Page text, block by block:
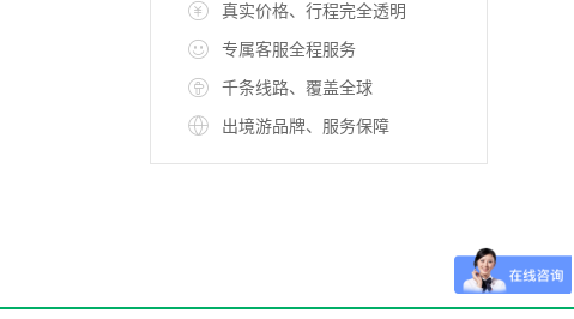
真实价格、行程完全透明
专属客服全程服务
千条线路、覆盖全球
出境游品牌、服务保障